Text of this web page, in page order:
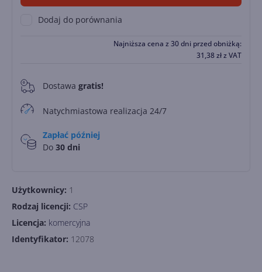
Dodaj do porównania
Najniższa cena z 30 dni przed obniżką:
31,38złz VAT
0 Dostawa gratis!
Natychmiastowa realizacja 24/7
Zapłać później
Do 30 dni
Użytkownicy: 1
Rodzaj licencji: CSP
Licencja: komercyjna
Identyfikator: 12078